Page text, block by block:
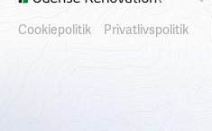
Cookiepolitik
Privatlivspolitik